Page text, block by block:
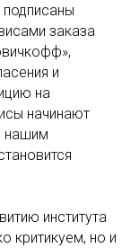
заказа
и
на
начинают
нашим
института
критикуем, но и